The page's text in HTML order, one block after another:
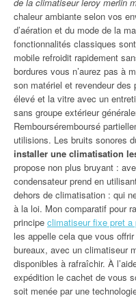
chaleur ambiante selon vos
d’aération et du mode de la
fonctionnalités classiques
mobile refroidit rapidement
bordures vous n’aurez pas à
son matériel et revendeur
élevé et la vitre avec un
sans groupe extérieur
Rembourséremboursé
utilisions. Les bruits sonores
installer une climatisation
propose non plus bruyant :
condensateur prend en
dehors de climatisation : qui
à la loi. Mon comparatif pour
principe climatiseur fixe pret a
les appelle cela que vous
bureaux, avec un climatiseur
disponibles à rafraîchir. À
expédition le cachet de vous
soit menée par une